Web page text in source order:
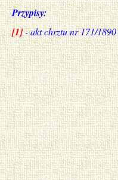
Przypisy:
[1]- akt chrztu nr 171/